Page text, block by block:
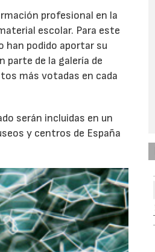
profesional en la
escolar. Para este
han podido aportar su
parte de la galería de
más votadas en cada
serán incluidas en un
y centros de España